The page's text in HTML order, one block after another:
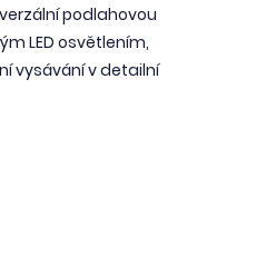
podlahovou
LED osvětlením,
vysávání v detailní